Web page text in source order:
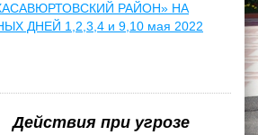
РАЙОН» НА
ДНЕЙ 1,2,3,4 и 9,10 мая 2022
Действия при угрозе